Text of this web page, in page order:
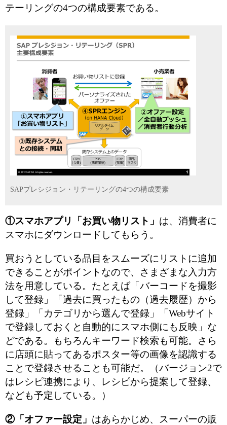
テーリングの4つの構成要素である。
SAPプレシジョン・リテーリングの4つの構成要素
①スマホアプリ「お買い物リスト」 は、消費者に
スマホにダウンロードしてもらう。
買おうとしている品目をスムーズにリストに追加
できることがポイントなので、さまざまな入力方
法を用意している。たとえば「バーコードを撮影
して登録」「過去に買ったもの（過去履歴）から
登録」「カテゴリから選んで登録」「Webサイト
で登録しておくと自動的にスマホ側にも反映」な
どである。もちろんキーワード検索も可能。さら
に店頭に貼ってあるポスター等の画像を認識する
ことで登録させることも可能だ。（バージョン2で
はレシピ連携により、レシピから提案して登録、
なども予定している。）
②「オファー設定」 はあらかじめ、スーパーの販